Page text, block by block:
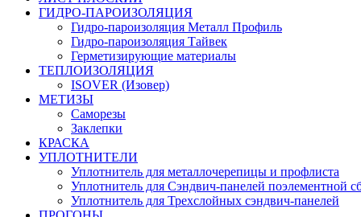
ГИДРО-ПАРОИЗОЛЯЦИЯ
Гидро-пароизоляция Металл Профиль
Гидро-пароизоляция Тайвек
Герметизирующие материалы
ТЕПЛОИЗОЛЯЦИЯ
ISOVER (Изовер)
МЕТИЗЫ
Саморезы
Заклепки
КРАСКА
УПЛОТНИТЕЛИ
Уплотнитель для металлочерепицы и профлиста
Уплотнитель для Сэндвич-панелей поэлементной
Уплотнитель для Трехслойных сэндвич-панелей